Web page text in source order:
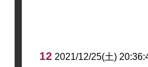
12 2021/12/25(土)